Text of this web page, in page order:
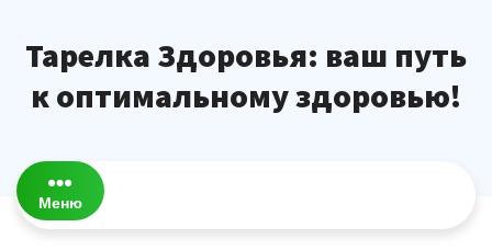
содержимому
Тарелка Здоровья: ваш путь
к оптимальному здоровью!
Меню